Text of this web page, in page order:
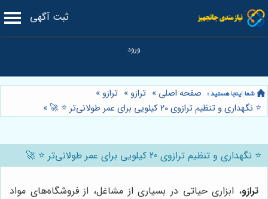
ثبت آگهی
صفحه اصلی » ترازو » ترازو »
⭐️ نگهداری و تنظیم ترازوی 20 کیلویی برای عمر طولانی‌تر ⭐️ 🚀
»
⭐️ نگهداری و تنظیم ترازوی 20 کیلویی برای عمر طولانی‌تر ⭐️ 🚀
ترازو، ابزاری حیاتی در بسیاری از مشاغل، از فروشگاه‌های مواد